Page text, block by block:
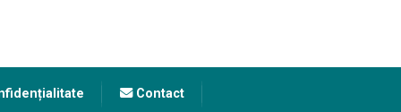
Contact